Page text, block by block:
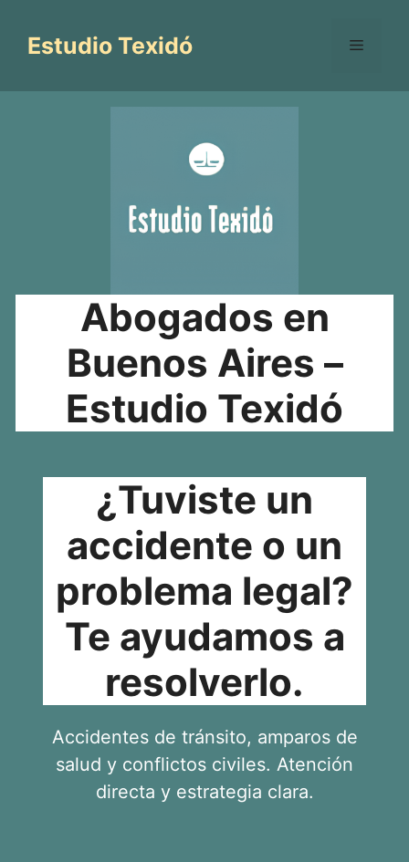
contenido
Estudio Texidó Menú
Abogados en
Buenos Aires –
Estudio Texidó
¿Tuviste un
accidente o un
problema legal?
Te ayudamos a
resolverlo.
Accidentes de tránsito, amparos de
salud y conflictos civiles. Atención
directa y estrategia clara.